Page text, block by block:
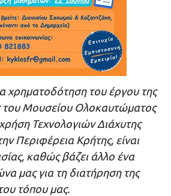
χρηματοδότηση του έργου της
Μουσείου Ολοκαυτώματος
Τεχνολογιών Διάχυτης
Περιφέρεια Κρήτης, είναι
καθώς βάζει άλλο ένα
μας για τη διατήρηση της
τόπου μας.